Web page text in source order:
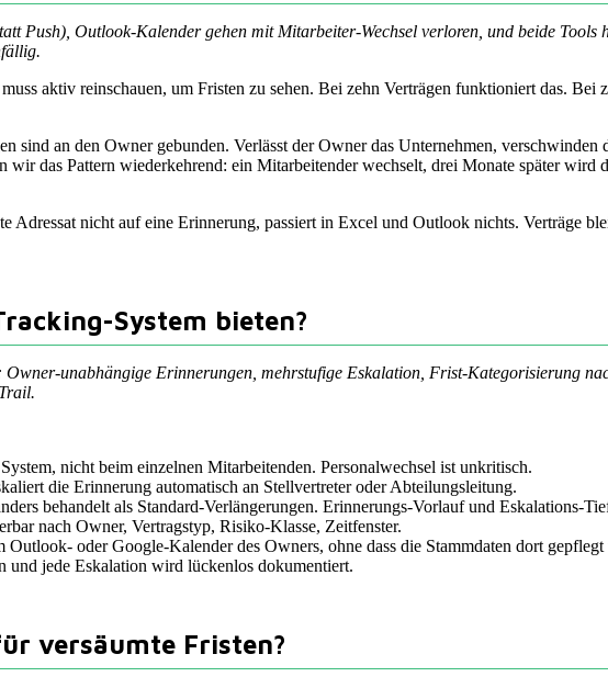
Push), Outlook-Kalender gehen mit Mitarbeiter-Wechsel verloren, und beide Tools
aktiv reinschauen, um Fristen zu sehen. Bei zehn Verträgen funktioniert das.
sind an den Owner gebunden. Verlässt der Owner das Unternehmen,
das Pattern wiederkehrend: ein Mitarbeitender wechselt, drei Monate später wird
Adressat nicht auf eine Erinnerung, passiert in Excel und Outlook nichts. Verträge
System bieten?
Owner-unabhängige Erinnerungen, mehrstufige Eskalation, Frist-Kategorisierung
nicht beim einzelnen Mitarbeitenden. Personalwechsel ist unkritisch.
die Erinnerung automatisch an Stellvertreter oder Abteilungsleitung.
behandelt als Standard-Verlängerungen. Erinnerungs-Vorlauf und Eskalations-
nach Owner, Vertragstyp, Risiko-Klasse, Zeitfenster.
Outlook- oder Google-Kalender des Owners, ohne dass die Stammdaten dort gepflegt
und jede Eskalation wird lückenlos dokumentiert.
versäumte Fristen?